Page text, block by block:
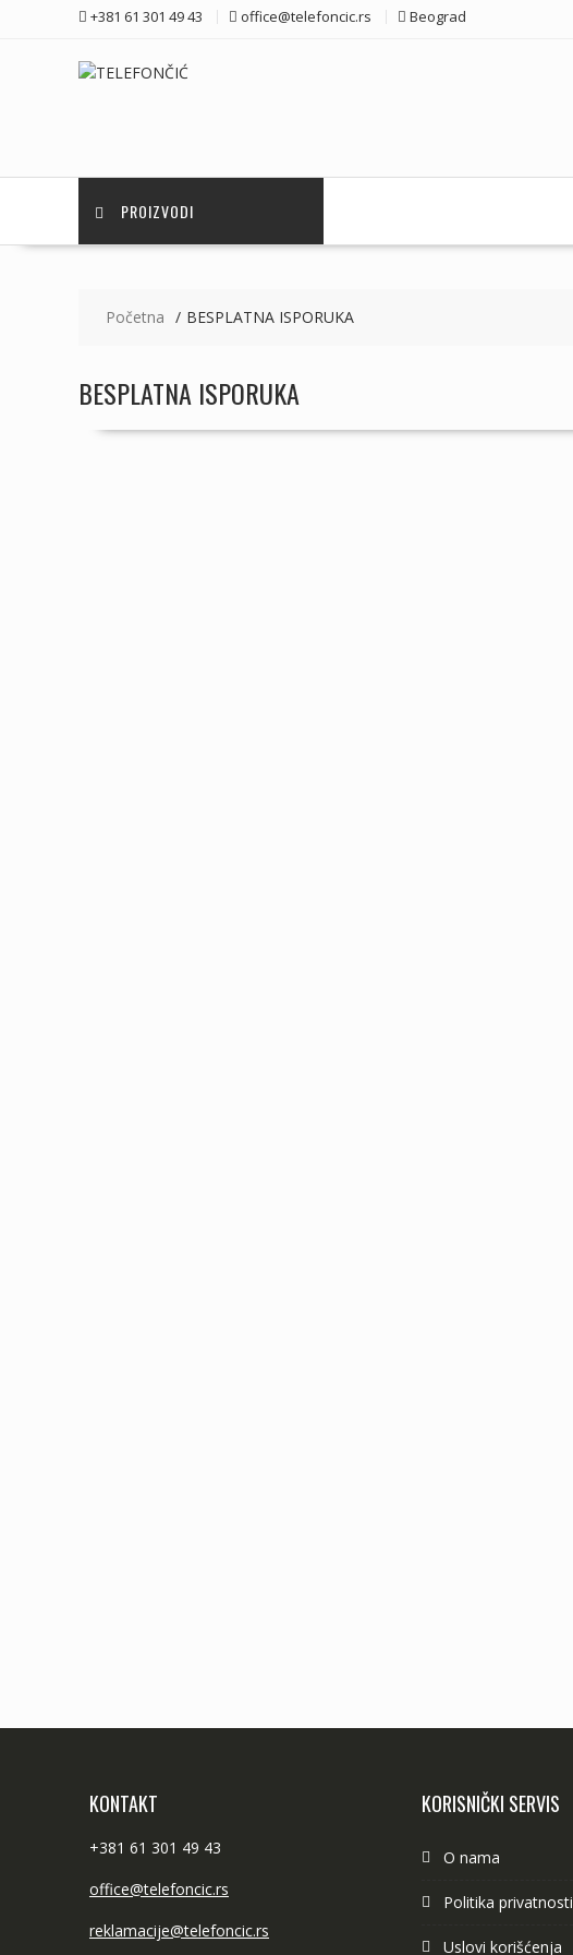
+381 61 301 49 43 office@telefoncic.rs Beograd
PROIZVODI
Početna BESPLATNA ISPORUKA
BESPLATNA ISPORUKA
KONTAKT
+381 61 301 49 43
office@telefoncic.rs
reklamacije@telefoncic.rs
KORISNIČKI SERVIS
O nama
Politika privatnosti
Uslovi korišćenja